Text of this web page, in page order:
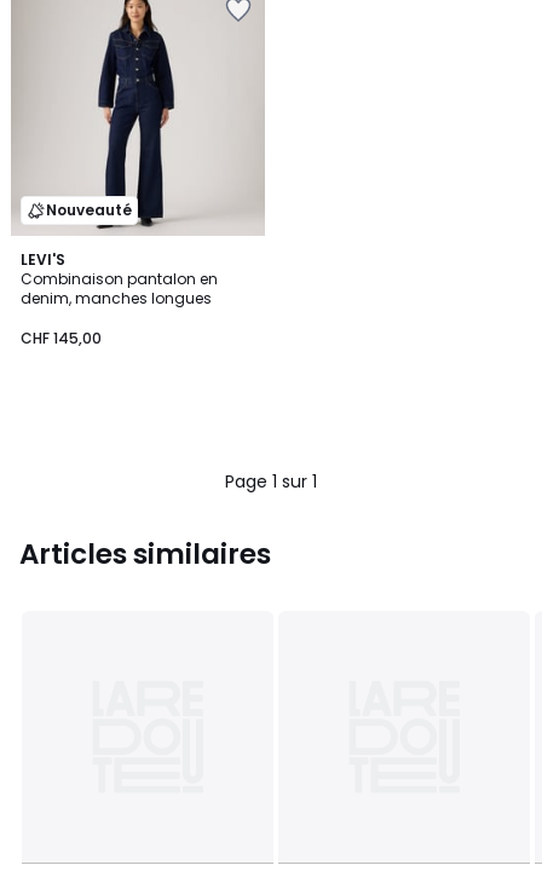
Nouveauté
LEVI'S
Combinaison pantalon en
denim, manches longues
CHF 145,00
Page 1 sur 1
Articles similaires